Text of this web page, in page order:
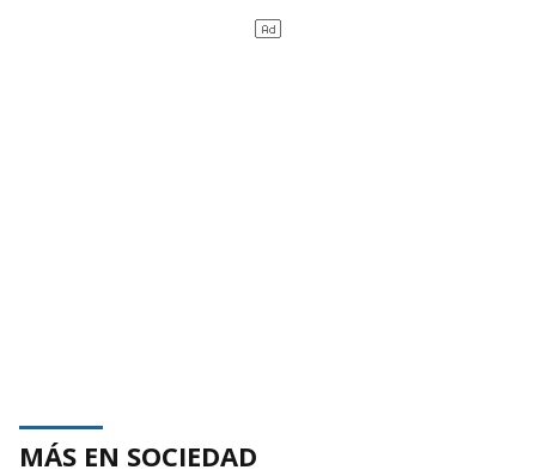
MÁS EN SOCIEDAD